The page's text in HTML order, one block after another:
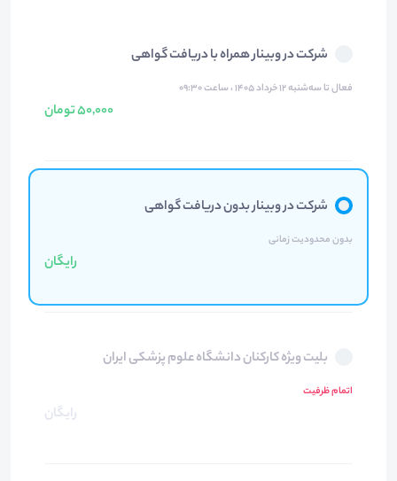
شرکت در وبینار همراه با دریافت گواهی
فعال تا سه‌شنبه ۱۲ خرداد ۱۴۰۵ ، ساعت ۰۹:۳۰
50,000 تومان
شرکت در وبینار بدون دریافت گواهی
بدون محدودیت زمانی
رایگان
بلیت ویژه کارکنان دانشگاه علوم پزشکی ایران
اتمام ظرفیت
رایگان